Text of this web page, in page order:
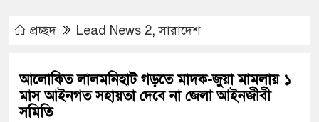
প্রচ্ছদ Lead News 2,সারাদেশ
আলোকিত লালমনিহাট গড়তে মাদক-জুয়া মামলায় ১
মাস আইনগত সহায়তা দেবে না জেলা আইনজীবী
সমিতি